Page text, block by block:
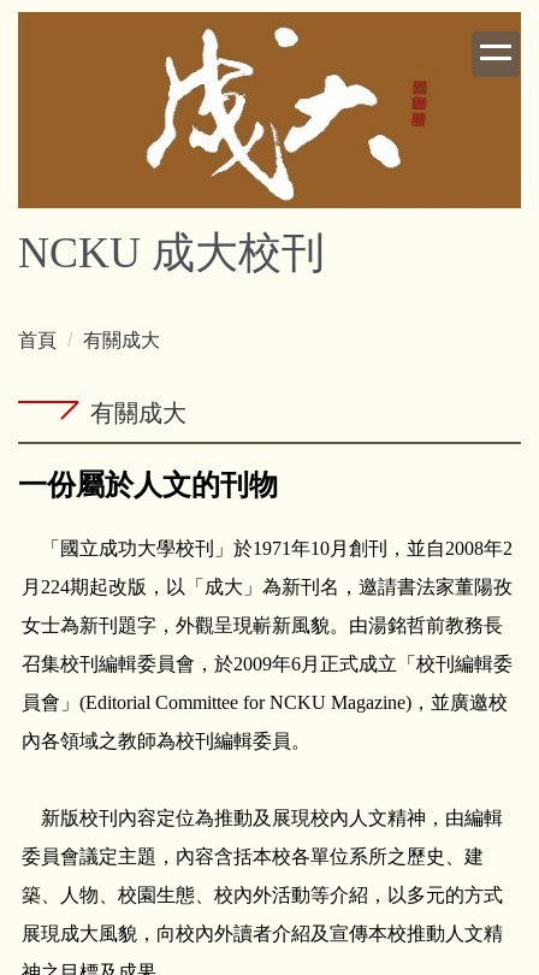
跳
NCKU 成大校刊
首頁 有關成大
有關成大
一份屬於人文的刊物
「國立成功大學校刊」於1971年10月創刊，並自2008年2
月224期起改版，以「成大」為新刊名，邀請書法家董陽孜
女士為新刊題字，外觀呈現嶄新風貌。由湯銘哲前教務長
召集校刊編輯委員會，於2009年6月正式成立「校刊編輯委
員會」(Editorial Committee for NCKU Magazine)，並廣邀校
內各領域之教師為校刊編輯委員。
新版校刊內容定位為推動及展現校內人文精神，由編輯
委員會議定主題，內容含括本校各單位系所之歷史、建
築、人物、校園生態、校內外活動等介紹，以多元的方式
展現成大風貌，向校內外讀者介紹及宣傳本校推動人文精